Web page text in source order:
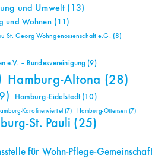
und Umwelt (13)
und Wohnen(11)
St. Georg Wohngenossenschaft e.G. (8)
e.V. – Bundesvereinigung (9)
Hamburg-Altona (28)
Hamburg-Eidelstedt(10)
Karolinenviertel (7) Hamburg-Ottensen(7)
St. Pauli (25)
für Wohn-Pflege-